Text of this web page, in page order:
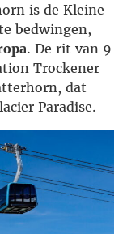
is de Kleine
bedwingen,
. De rit van 9
Trockener
dat
Paradise.